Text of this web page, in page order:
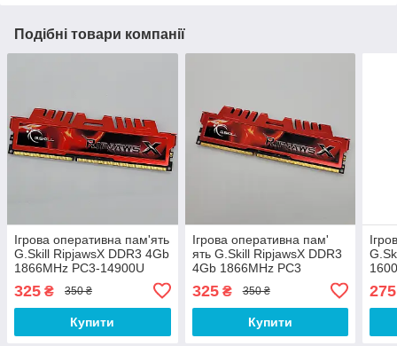
Подібні товари компанії
Ігрова оперативна пам'ять
G.Skill RipjawsX DDR3 4Gb
1866MHz PC3-14900U
2R8 CL9 (F3-14900CL9D-
8GBXL) Б/В
325 ₴ 350 ₴
Купити
Ігрова оперативна пам'
ять G.Skill RipjawsX DDR3
4Gb 1866MHz PC3
14900CL9D-8GBXL) Б/У
325₴ 350 ₴
Купити
275